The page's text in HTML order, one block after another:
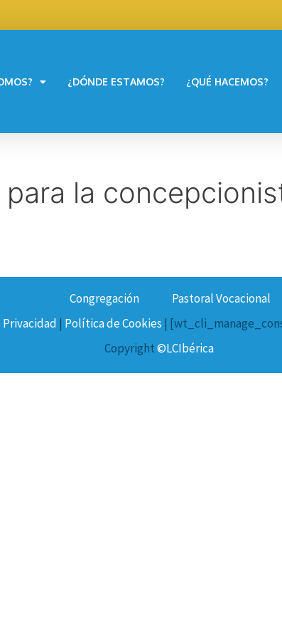
¿DÓNDE ESTAMOS? ¿QUÉ HACEMOS?
la
Congregación
Pastoral Vocacional
| Política de Cookies |
Copyright©LCIbérica